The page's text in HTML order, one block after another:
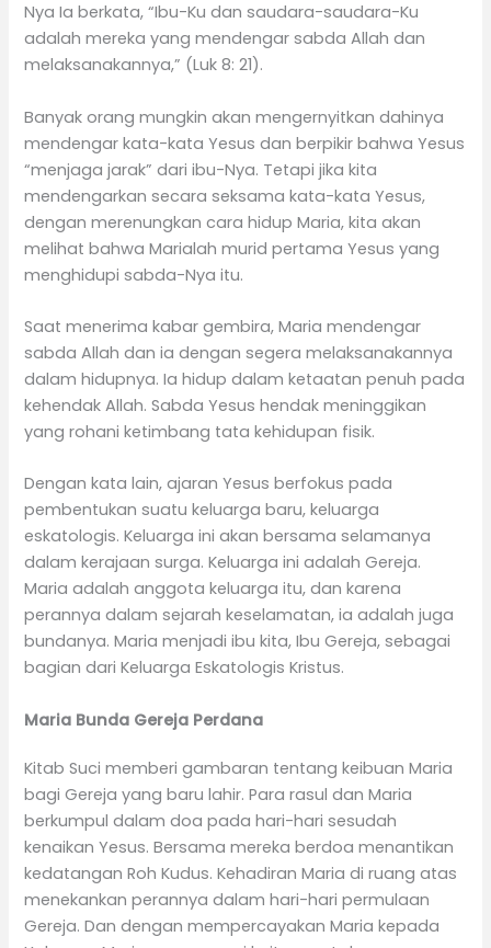
Nya Ia berkata, “Ibu-Ku dan saudara-saudara-Ku
adalah mereka yang mendengar sabda Allah dan
melaksanakannya,” (Luk 8: 21).
Banyak orang mungkin akan mengernyitkan dahinya
mendengar kata-kata Yesus dan berpikir bahwa Yesus
“menjaga jarak” dari ibu-Nya. Tetapi jika kita
mendengarkan secara seksama kata-kata Yesus,
dengan merenungkan cara hidup Maria, kita akan
melihat bahwa Marialah murid pertama Yesus yang
menghidupi sabda-Nya itu.
Saat menerima kabar gembira, Maria mendengar
sabda Allah dan ia dengan segera melaksanakannya
dalam hidupnya. Ia hidup dalam ketaatan penuh pada
kehendak Allah. Sabda Yesus hendak meninggikan
yang rohani ketimbang tata kehidupan fisik.
Dengan kata lain, ajaran Yesus berfokus pada
pembentukan suatu keluarga baru, keluarga
eskatologis. Keluarga ini akan bersama selamanya
dalam kerajaan surga. Keluarga ini adalah Gereja.
Maria adalah anggota keluarga itu, dan karena
perannya dalam sejarah keselamatan, ia adalah juga
bundanya. Maria menjadi ibu kita, Ibu Gereja, sebagai
bagian dari Keluarga Eskatologis Kristus.
Maria Bunda Gereja Perdana
Kitab Suci memberi gambaran tentang keibuan Maria
bagi Gereja yang baru lahir. Para rasul dan Maria
berkumpul dalam doa pada hari-hari sesudah
kenaikan Yesus. Bersama mereka berdoa menantikan
kedatangan Roh Kudus. Kehadiran Maria di ruang atas
menekankan perannya dalam hari-hari permulaan
Gereja. Dan dengan mempercayakan Maria kepada